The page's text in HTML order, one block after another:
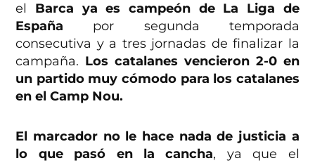
el Barca ya es campeón de La Liga de
España por segunda temporada
consecutiva y a tres jornadas de finalizar la
campaña. Los catalanes vencieron 2-0 en
un partido muy cómodo para los catalanes
en el Camp Nou.
El marcador no le hace nada de justicia a
lo que pasó en la cancha, ya que el